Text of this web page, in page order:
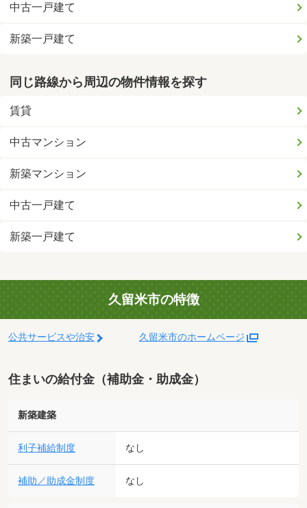
中古一戸建て
新築一戸建て
同じ路線から周辺の物件情報を探す
賃貸
中古マンション
新築マンション
中古一戸建て
新築一戸建て
久留米市の特徴
公共サービスや治安 久留米市のホームページ
住まいの給付金（補助金・助成金）
新築建築
利子補給制度 なし
補助／助成金制度 なし